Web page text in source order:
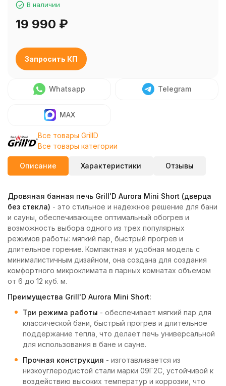
В наличии
19 990 ₽
Запросить КП
Whatsapp Telegram
MAX
Все товары GrillD
Все товары категории
Описание Характеристики Отзывы
Дровяная банная печь Grill'D Aurora Mini Short (дверца
без стекла) - это стильное и надежное решение для бани
и сауны, обеспечивающее оптимальный обогрев и
возможность выбора одного из трех популярных
режимов работы: мягкий пар, быстрый прогрев и
длительное горение. Компактная и удобная модель с
минималистичным дизайном, она создана для создания
комфортного микроклимата в парных комнатах объемом
от 6 до 12 куб. м.
Преимущества Grill'D Aurora Mini Short:
Три режима работы - обеспечивает мягкий пар для
классической бани, быстрый прогрев и длительное
поддержание тепла, что делает печь универсальной
для использования в бане и сауне.
Прочная конструкция - изготавливается из
низкоуглеродистой стали марки 09Г2С, устойчивой к
воздействию высоких температур и коррозии, что